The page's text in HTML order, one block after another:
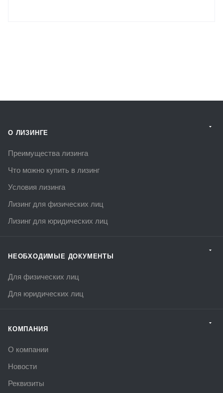
О ЛИЗИНГЕ
Преимущества лизинга
Что можно купить в лизинг
Условия лизинга
Лизинг для физических лиц
Лизинг для юридических лиц
НЕОБХОДИМЫЕ ДОКУМЕНТЫ
Для физических лиц
Для юридических лиц
КОМПАНИЯ
О компании
Новости
Реквизиты